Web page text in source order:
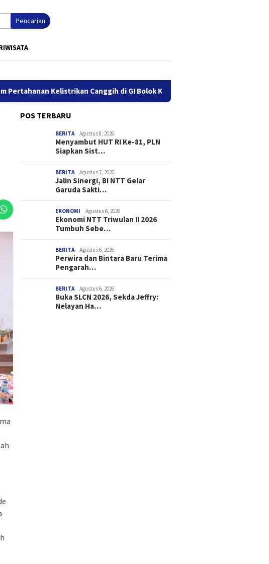
Pencarian
Kelistrikan Canggih di GI Bolok Kupang
POS TERBARU
BERITA Agustus 8, 2026
Menyambut HUT RI Ke-81, PLN
Siapkan Sist…
BERITA Agustus 7, 2026
Jalin Sinergi, BI NTT Gelar
Garuda Sakti…
EKONOMI Agustus 6, 2026
Ekonomi NTT Triwulan II 2026
Tumbuh Sebe…
BERITA Agustus 6, 2026
Perwira dan Bintara Baru Terima
Pengarah…
BERITA Agustus 6, 2026
Buka SLCN 2026, Sekda Jeffry:
Nelayan Ha…